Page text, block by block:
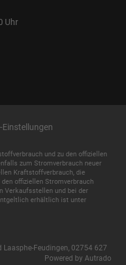
Uhr
Einstellungen
und zu den offiziellen
zum Stromverbrauch neuer
Kraftstoffverbrauch, die
offiziellen Stromverbrauch
Verkaufsstellen und bei der
erhältlich ist unter
Laasphe-Feudingen, 02754 627
Powered by Autrado